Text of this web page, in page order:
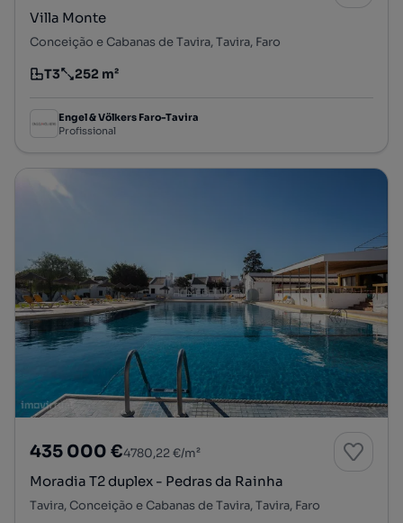
Villa Monte
Conceição e Cabanas de Tavira, Tavira, Faro
Tipologia
T3
Preço por metro quadrado
252 m²
Engel & Völkers Faro-Tavira
Profissional
435 000 €4780,22 €/m²
Moradia T2 duplex - Pedras da Rainha
Tavira, Conceição e Cabanas de Tavira, Tavira, Faro